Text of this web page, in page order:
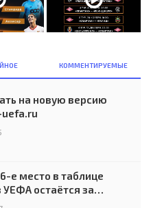
КОММЕНТИРУЕМЫЕ
на новую версию
uefa.ru
е место в таблице
остаётся за